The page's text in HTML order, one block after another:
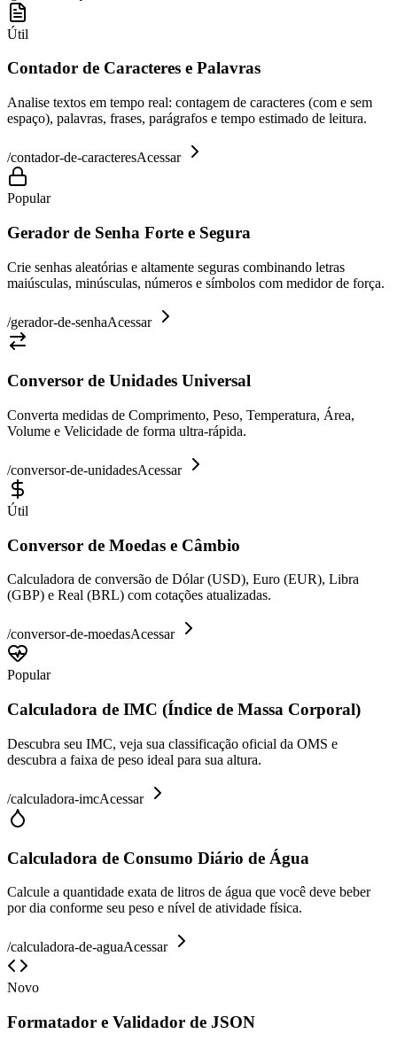
Útil
Contador de Caracteres e Palavras
Analise textos em tempo real: contagem de caracteres (com e sem
espaço), palavras, frases, parágrafos e tempo estimado de leitura.
/contador-de-caracteresAcessar
Popular
Gerador de Senha Forte e Segura
Crie senhas aleatórias e altamente seguras combinando letras
maiúsculas, minúsculas, números e símbolos com medidor de força.
/gerador-de-senhaAcessar
Conversor de Unidades Universal
Converta medidas de Comprimento, Peso, Temperatura, Área,
Volume e Velicidade de forma ultra-rápida.
/conversor-de-unidadesAcessar
Útil
Conversor de Moedas e Câmbio
Calculadora de conversão de Dólar (USD), Euro (EUR), Libra
(GBP) e Real (BRL) com cotações atualizadas.
/conversor-de-moedasAcessar
Popular
Calculadora de IMC (Índice de Massa Corporal)
Descubra seu IMC, veja sua classificação oficial da OMS e
descubra a faixa de peso ideal para sua altura.
/calculadora-imcAcessar
Calculadora de Consumo Diário de Água
Calcule a quantidade exata de litros de água que você deve beber
por dia conforme seu peso e nível de atividade física.
/calculadora-de-aguaAcessar
Novo
Formatador e Validador de JSON